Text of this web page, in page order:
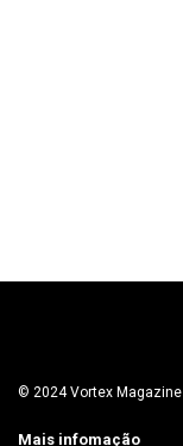
© 2024 Vortex Magazine
Mais infomação